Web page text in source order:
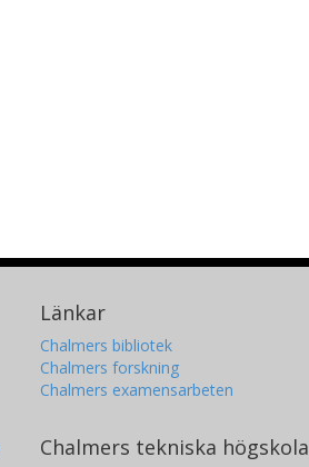
Länkar
Chalmers bibliotek
Chalmers forskning
Chalmers examensarbeten
Chalmers tekniska högskola